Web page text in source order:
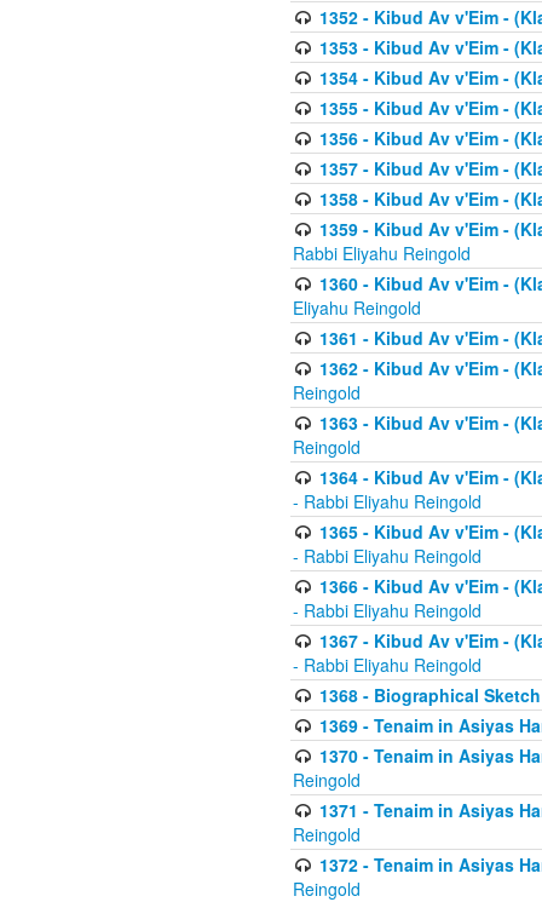
1352 - Kibud Av v'Eim -
1353 - Kibud Av v'Eim -
1354 - Kibud Av v'Eim -
1355 - Kibud Av v'Eim -
1356 - Kibud Av v'Eim -
1357 - Kibud Av v'Eim -
1358 - Kibud Av v'Eim -
1359 - Kibud Av v'Eim -
Rabbi Eliyahu Reingold
1360 - Kibud Av v'Eim -
Eliyahu Reingold
1361 - Kibud Av v'Eim -
1362 - Kibud Av v'Eim -
Reingold
1363 - Kibud Av v'Eim -
Reingold
1364 - Kibud Av v'Eim -
- Rabbi Eliyahu Reingold
1365 - Kibud Av v'Eim -
- Rabbi Eliyahu Reingold
1366 - Kibud Av v'Eim -
- Rabbi Eliyahu Reingold
1367 - Kibud Av v'Eim -
- Rabbi Eliyahu Reingold
1368 - Biographical
1369 - Tenaim in Asiyas
1370 - Tenaim in Asiyas
Reingold
1371 - Tenaim in Asiyas
Reingold
1372 - Tenaim in Asiyas
Reingold